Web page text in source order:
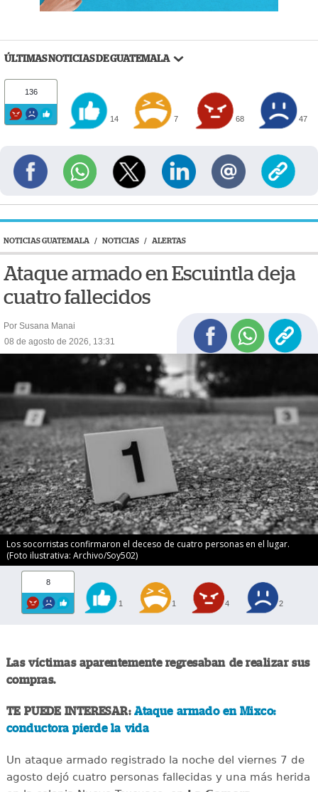
ÚLTIMAS NOTICIAS DE GUATEMALA
136
14 7 68 47
NOTICIAS GUATEMALA / NOTICIAS / ALERTAS
Ataque armado en Escuintla deja
cuatro fallecidos
Por Susana Manai
08 de agosto de 2026, 13:31
Los socorristas confirmaron el deceso de cuatro personas en el lugar.
(Foto ilustrativa: Archivo/Soy502)
8
1 1 4 2
Las víctimas aparentemente regresaban de realizar sus
compras.
TE PUEDE INTERESAR:Ataque armado en Mixco:
conductora pierde la vida
Un ataque armado registrado la noche del viernes 7 de
agosto dejó cuatro personas fallecidas y una más herida